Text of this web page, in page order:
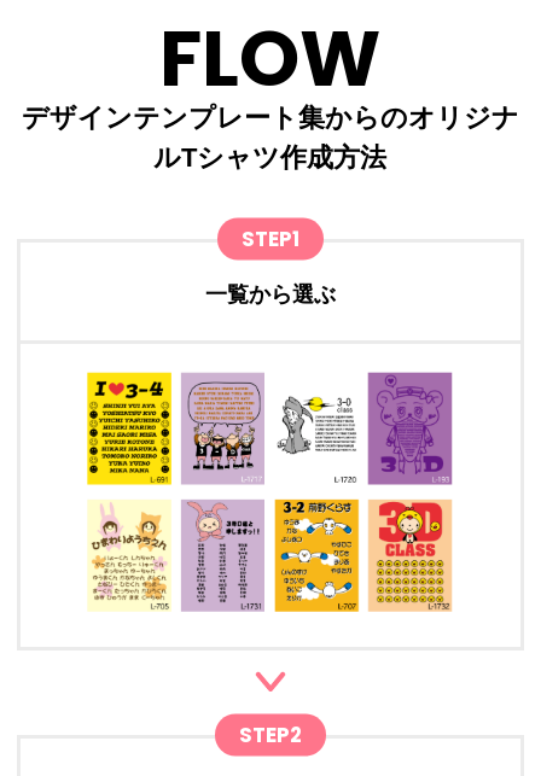
FLOW
デザインテンプレート集からのオリジナ
ルTシャツ作成方法
STEP1
一覧から選ぶ
STEP2